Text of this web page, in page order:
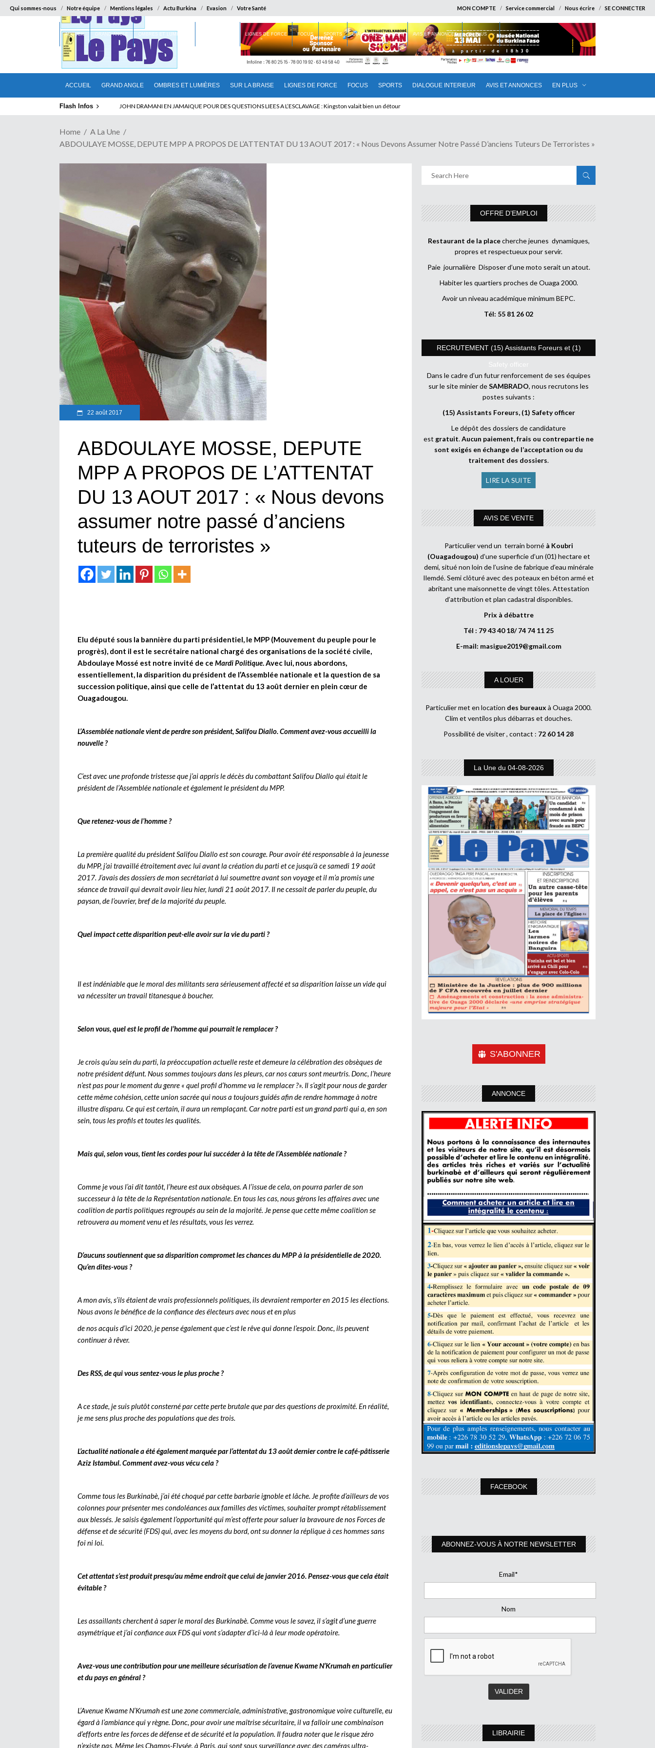
Qui sommes-nous Notre équipe Mentions légales Actu Burkina Evasion Votre Santé MON COMPTE Service commercial Nous écrire SE CONNECTER
ACCUEIL GRAND ANGLE OMBRES ET LUMIÈRES SUR LA BRAISE LIGNES DE FORCE FOCUS SPORTS DIALOGUE INTERIEUR AVIS ET ANNONCES EN PLUS
ACCUEIL GRAND ANGLE OMBRES ET LUMIÈRES LIGNES DE FORCE FOCUS SPORTS DIALOGUE INTERIEUR AVIS ET ANNONCES EN PLUS
Flash Infos JOHN DRAMANI EN JAMAIQUE POUR DES QUESTIONS LIEES A L’ESCLAVAGE : Kingston valait bien un détour
Home
A La Une
ABDOULAYE MOSSE, DEPUTE MPP A PROPOS DE L’ATTENTAT DU 13 AOUT 2017 : « Nous Devons Assumer Notre Passé D’anciens Tuteurs De Terroristes »
22 août 2017
ABDOULAYE MOSSE, DEPUTE
MPP A PROPOS DE L’ATTENTAT
DU 13 AOUT 2017 : « Nous devons
assumer notre passé d’anciens
tuteurs de terroristes »
Elu député sous la bannière du parti présidentiel, le MPP (Mouvement du peuple pour le
progrès), dont il est le secrétaire national chargé des organisations de la société civile,
Abdoulaye Mossé est notre invité de ce Mardi Politique. Avec lui, nous abordons,
essentiellement, la disparition du président de l’Assemblée nationale et la question de sa
succession politique, ainsi que celle de l’attentat du 13 août dernier en plein cœur de
Ouagadougou.
L’Assemblée nationale vient de perdre son président, Salifou Diallo. Comment avez-vous accueilli la
nouvelle ?
C’est avec une profonde tristesse que j’ai appris le décès du combattant Salifou Diallo qui était le
président de l’Assemblée nationale et également le président du MPP.
Que retenez-vous de l’homme ?
La première qualité du président Salifou Diallo est son courage. Pour avoir été responsable à la jeunesse
du MPP, j’ai travaillé étroitement avec lui avant la création du parti et ce jusqu’à ce samedi 19 août
2017. J’avais des dossiers de mon secrétariat à lui soumettre avant son voyage et il m’a promis une
séance de travail qui devrait avoir lieu hier, lundi 21 août 2017. Il ne cessait de parler du peuple, du
paysan, de l’ouvrier, bref de la majorité du peuple.
Quel impact cette disparition peut-elle avoir sur la vie du parti ?
Il est indéniable que le moral des militants sera sérieusement affecté et sa disparition laisse un vide qui
va nécessiter un travail titanesque à boucher.
Selon vous, quel est le profil de l’homme qui pourrait le remplacer ?
Je crois qu’au sein du parti, la préoccupation actuelle reste et demeure la célébration des obsèques de
notre président défunt. Nous sommes toujours dans les pleurs, car nos cœurs sont meurtris. Donc, l’heure
n’est pas pour le moment du genre « quel profil d’homme va le remplacer ?». Il s’agit pour nous de garder
cette même cohésion, cette union sacrée qui nous a toujours guidés afin de rendre hommage à notre
illustre disparu. Ce qui est certain, il aura un remplaçant. Car notre parti est un grand parti qui a, en son
sein, tous les profils et toutes les qualités.
Mais qui, selon vous, tient les cordes pour lui succéder à la tête de l’Assemblée nationale ?
Comme je vous l’ai dit tantôt, l’heure est aux obsèques. A l’issue de cela, on pourra parler de son
successeur à la tête de la Représentation nationale. En tous les cas, nous gérons les affaires avec une
coalition de partis politiques regroupés au sein de la majorité. Je pense que cette même coalition se
retrouvera au moment venu et les résultats, vous les verrez.
D’aucuns soutiennent que sa disparition compromet les chances du MPP à la présidentielle de 2020.
Qu’en dites-vous ?
A mon avis, s’ils étaient de vrais professionnels politiques, ils devraient remporter en 2015 les élections.
Nous avons le bénéfice de la confiance des électeurs avec nous et en plus
de nos acquis d’ici 2020, je pense également que c’est le rêve qui donne l’espoir. Donc, ils peuvent
continuer à rêver.
Des RSS, de qui vous sentez-vous le plus proche ?
A ce stade, je suis plutôt consterné par cette perte brutale que par des questions de proximité. En réalité,
je me sens plus proche des populations que des trois.
L’actualité nationale a été également marquée par l’attentat du 13 août dernier contre le café-pâtisserie
Aziz Istambul. Comment avez-vous vécu cela ?
Comme tous les Burkinabè, j’ai été choqué par cette barbarie ignoble et lâche. Je profite d’ailleurs de vos
colonnes pour présenter mes condoléances aux familles des victimes, souhaiter prompt rétablissement
aux blessés. Je saisis également l’opportunité qui m’est offerte pour saluer la bravoure de nos Forces de
défense et de sécurité (FDS) qui, avec les moyens du bord, ont su donner la réplique à ces hommes sans
foi ni loi.
Cet attentat s’est produit presqu’au même endroit que celui de janvier 2016. Pensez-vous que cela était
évitable ?
Les assaillants cherchent à saper le moral des Burkinabè. Comme vous le savez, il s’agit d’une guerre
asymétrique et j’ai confiance aux FDS qui vont s’adapter d’ici-là à leur mode opératoire.
Avez-vous une contribution pour une meilleure sécurisation de l’avenue Kwame N’Krumah en particulier
et du pays en général ?
L’Avenue Kwame N’Krumah est une zone commerciale, administrative, gastronomique voire culturelle, eu
égard à l’ambiance qui y règne. Donc, pour avoir une maîtrise sécuritaire, il va falloir une combinaison
d’efforts entre les forces de défense et de sécurité et la population. Il faudra noter que le risque zéro
n’existe pas. Même les Champs-Elysée, à Paris, qui sont sous surveillance avec des caméras ultra-
OFFRE D’EMPLOI
Restaurant de la placecherche jeunes dynamiques,
propres et respectueux pour servir.
Paie journalière Disposer d’une moto serait un atout.
Habiter les quartiers proches de Ouaga 2000.
Avoir un niveau académique minimum BEPC.
Tél: 55 81 26 02
RECRUTEMENT (15) Assistants Foreurs et (1)
Safety officer
Dans le cadre d’un futur renforcement de ses équipes
sur le site minier deSAMBRADO, nous recrutons les
postes suivants :
(15) Assistants Foreurs, (1) Safety officer
Le dépôt des dossiers de candidature
est gratuit.Aucun paiement, frais ou contrepartie ne
sont exigés en échange de l’acceptation ou du
traitement des dossiers.
LIRE LA SUITE
AVIS DE VENTE
Particulier vend un terrain borné à Koubri
(Ouagadougou) d’une superficie d’un (01) hectare et
demi, situé non loin de l’usine de fabrique d’eau minérale
Ilemdé. Semi clôturé avec des poteaux en béton armé et
abritant une maisonnette de vingt tôles. Attestation
d’attribution et plan cadastral disponibles.
Prix à débattre
Tél : 79 43 40 18/ 74 74 11 25
E-mail: masigue2019@gmail.com
A LOUER
Particulier met en location des bureaux à Ouaga 2000.
Clim et ventilos plus débarras et douches.
Possibilité de visiter , contact : 72 60 14 28
La Une du 04-08-2026
S'ABONNER
ANNONCE
FACEBOOK
ABONNEZ-VOUS À NOTRE NEWSLETTER
Email*
Nom
LIBRAIRIE